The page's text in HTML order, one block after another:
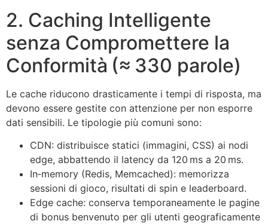
2. Caching Intelligente
senza Compromettere la
Conformità (≈ 330 parole)
Le cache riducono drasticamente i tempi di risposta, ma
devono essere gestite con attenzione per non esporre
dati sensibili. Le tipologie più comuni sono:
CDN: distribuisce statici (immagini, CSS) ai nodi
edge, abbattendo il latency da 120 ms a 20 ms.
In‑memory (Redis, Memcached): memorizza
sessioni di gioco, risultati di spin e leaderboard.
Edge cache: conserva temporaneamente le pagine
di bonus benvenuto per gli utenti geograficamente